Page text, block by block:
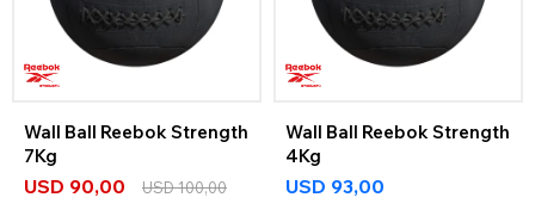
Wall Ball Reebok Strength
7Kg
USD 90,00 USD100,00
Wall Ball Reebok Strength
4Kg
USD 93,00